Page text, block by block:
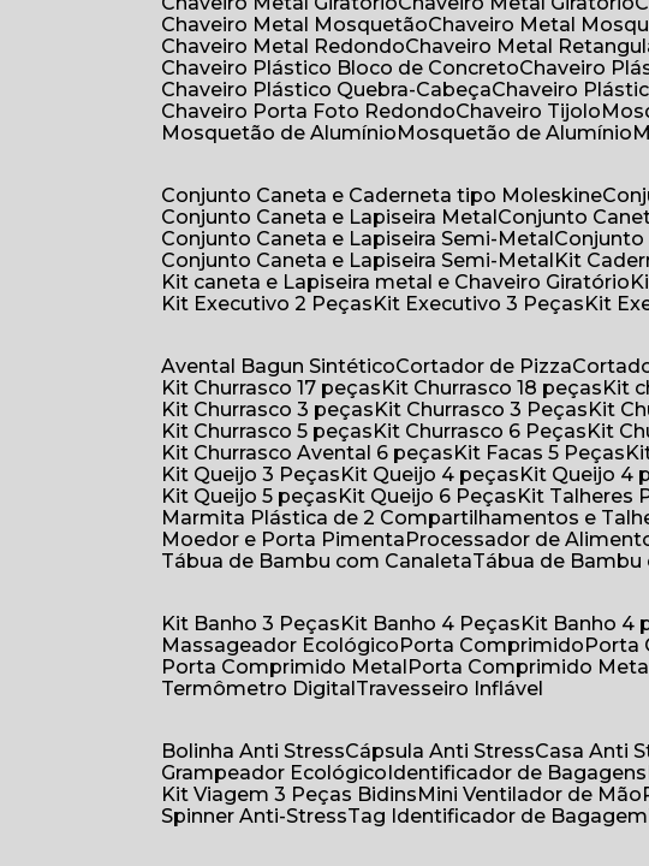
Chaveiro Metal Mosquetão
Chaveiro Metal
Chaveiro Metal Redondo
Chaveiro Metal
Chaveiro Plástico Bloco de Concreto
Chaveiro
Chaveiro Plástico Quebra-Cabeça
Chaveiro
Chaveiro Porta Foto Redondo
Chaveiro Tijolo
Mosquetão de Alumínio
Mosquetão de Alumínio
Conjunto Caneta e Caderneta tipo Moleskine
Conjunto Caneta e Lapiseira Metal
Conjunto
Conjunto Caneta e Lapiseira Semi-Metal
Conjunto Caneta e Lapiseira Semi-Metal
Kit
Kit caneta e Lapiseira metal e Chaveiro Giratório
Kit Executivo 2 Peças
Kit Executivo 3 Peças Kit
Avental Bagun Sintético
Cortador de Pizza
Kit Churrasco 17 peças
Kit Churrasco 18 peças Kit
Kit Churrasco 3 peças
Kit Churrasco 3 Peças Kit
Kit Churrasco 5 peças
Kit Churrasco 6 Peças Kit
Kit Churrasco Avental 6 peças
Kit Facas 5 Peças
Kit Queijo 3 Peças
Kit Queijo 4 peças Kit Queijo 4
Kit Queijo 5 peças
Kit Queijo 6 Peças Kit
Marmita Plástica de 2 Compartilhamentos e
Moedor e Porta Pimenta
Processador de
Tábua de Bambu com Canaleta
Tábua de
Kit Banho 3 Peças
Kit Banho 4 Peças Kit Banho 4
Massageador Ecológico
Porta Comprimido
Porta Comprimido Metal
Porta Comprimido
Termômetro Digital
Travesseiro Inflável
Bolinha Anti Stress
Cápsula Anti Stress Casa Anti
Grampeador Ecológico Identificador de Bagagens
Kit Viagem 3 Peças Bidins
Mini Ventilador de Mão
Spinner Anti-Stress
Tag Identificador de Bagagem